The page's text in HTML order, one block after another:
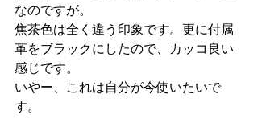
なのですが。
焦茶色は全く違う印象です。更に付属
革をブラックにしたので、カッコ良い
感じです。
いやー、これは自分が今使いたいで
す。